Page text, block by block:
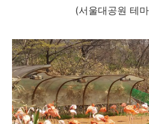
(서울대공원 테